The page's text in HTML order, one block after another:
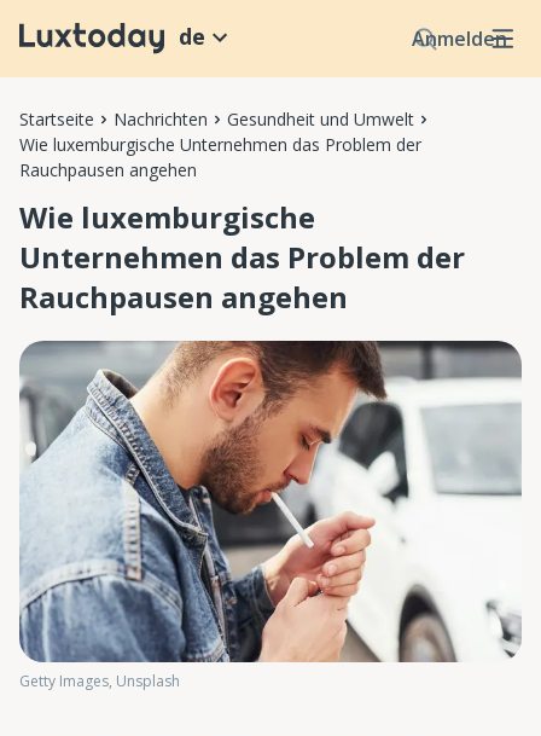
Anmelden
de
Startseite Nachrichten
Gesundheit und Umwelt
Wie luxemburgische Unternehmen das Problem der
Rauchpausen angehen
Wie luxemburgische
Unternehmen das Problem der
Rauchpausen angehen
Getty Images, Unsplash